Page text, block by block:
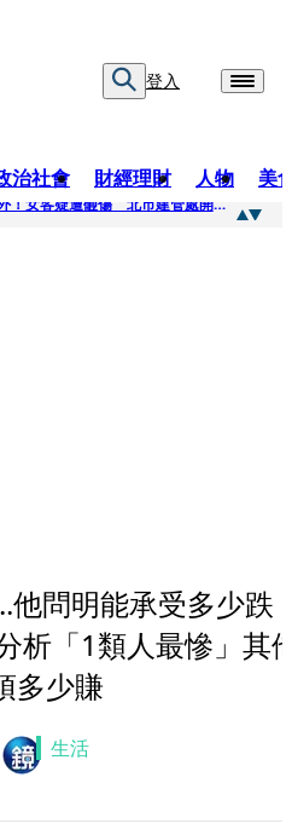
登入
治社會 財經理財 人物 美
南港LaLaport天花板掉落意外！女客疑遭砸傷 北市建管處開罰30萬
他問明能承受多少跌
「1類人最慘」其
多少賺
生活